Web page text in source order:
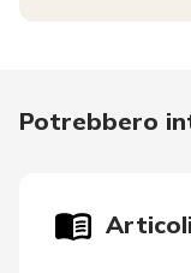
Potrebbero
Articoli